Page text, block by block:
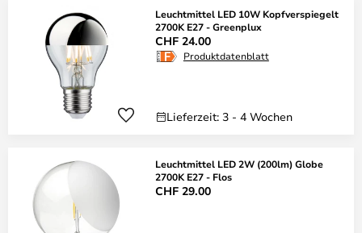
Leuchtmittel LED 10W Kopfverspiegelt
2700K E27 - Greenplux
CHF 24.00
Produktdatenblatt
Lieferzeit: 3 - 4 Wochen
Leuchtmittel LED 2W (200lm) Globe
2700K E27 - Flos
CHF 29.00